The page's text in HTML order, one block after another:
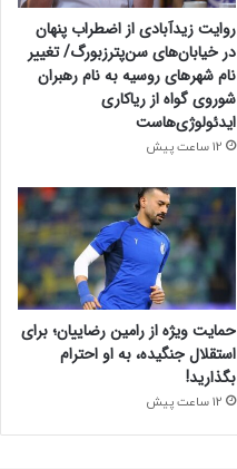
روایت زیدآبادی از اضطراب پنهان
در خیابان‌های سن‌پترزبورگ/ تغییر
نام شهرهای روسیه به نام رهبران
شوروی گواه از ریاکاری
ایدئولوژی‌هاست
12 ساعت پیش
حمایت ویژه از رامین رضاییان؛ برای
استقلال جنگیده، به او احترام
بگذارید!
12 ساعت پیش